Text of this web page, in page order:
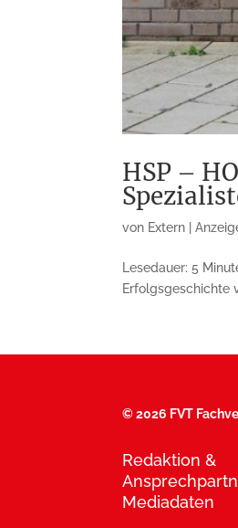
HSP –
von Extern |
Lesedauer: 5
Erfolgsgeschichte
©2026 FVT
Redaktion &
Mediadaten